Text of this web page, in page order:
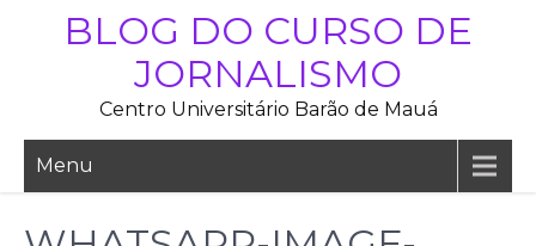
BLOG DO CURSO DE
JORNALISMO
Centro Universitário Barão de Mauá
Menu